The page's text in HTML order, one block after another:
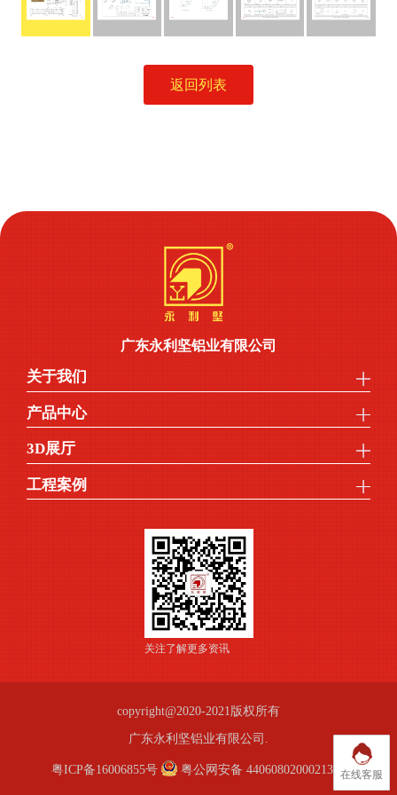
返回列表
广东永利坚铝业有限公司
关于我们
产品中心
3D展厅
工程案例
关注了解更多资讯
copyright@2020-2021版权所有
广东永利坚铝业有限公司.
粤ICP备16006855号 粤公网安备 44060802000213号在线客服